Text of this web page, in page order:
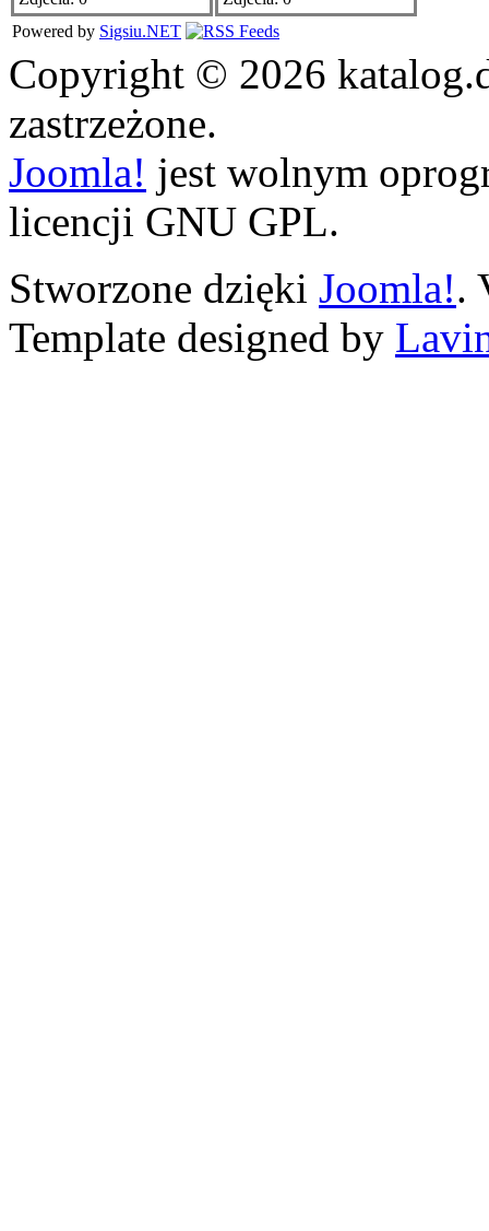
Powered by Sigsiu.NET
Copyright © 2026
zastrzeżone.
Joomla! jest wolnym
licencji GNU GPL.
Stworzone dzięki Joomla!.
Template designed by